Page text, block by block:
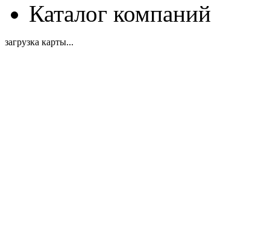
Каталог компаний
загрузка карты...